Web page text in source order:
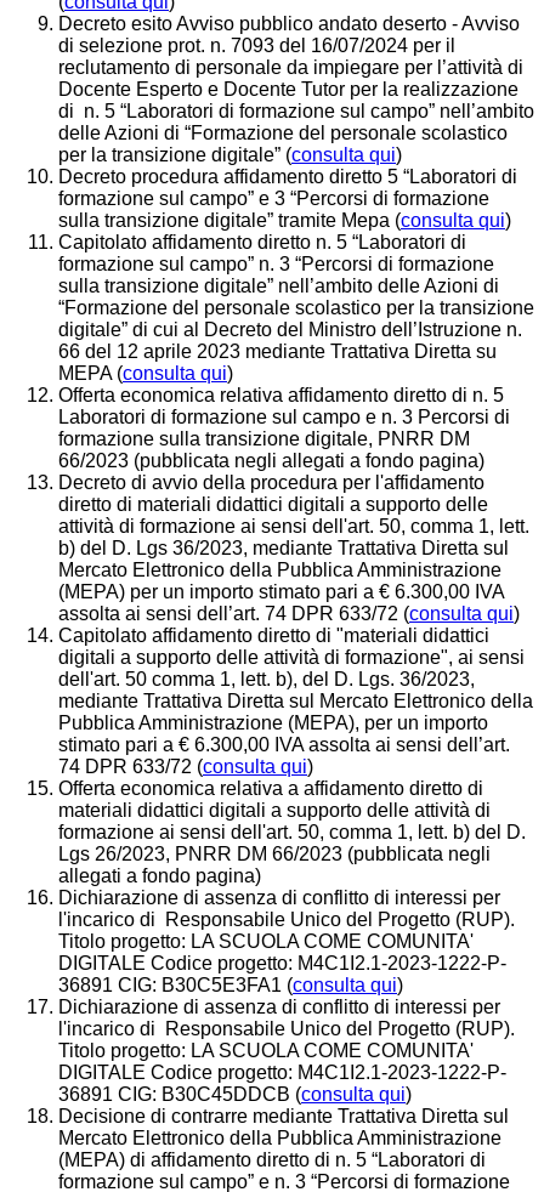
Decreto esito Avviso pubblico andato deserto - Avviso
di selezione prot. n. 7093 del 16/07/2024 per il
reclutamento di personale da impiegare per l’attività di
Docente Esperto e Docente Tutor per la realizzazione
di n. 5 “Laboratori di formazione sul campo” nell’ambito
delle Azioni di “Formazione del personale scolastico
per la transizione digitale” (consulta qui)
Decreto procedura affidamento diretto 5 “Laboratori di
formazione sul campo” e 3 “Percorsi di formazione
sulla transizione digitale” tramite Mepa (consulta qui)
Capitolato affidamento diretto n. 5 “Laboratori di
formazione sul campo” n. 3 “Percorsi di formazione
sulla transizione digitale” nell’ambito delle Azioni di
“Formazione del personale scolastico per la transizione
digitale” di cui al Decreto del Ministro dell’Istruzione n.
66 del 12 aprile 2023 mediante Trattativa Diretta su
MEPA (consulta qui)
Offerta economica relativa affidamento diretto di n. 5
Laboratori di formazione sul campo e n. 3 Percorsi di
formazione sulla transizione digitale, PNRR DM
66/2023 (pubblicata negli allegati a fondo pagina)
Decreto di avvio della procedura per l'affidamento
diretto di materiali didattici digitali a supporto delle
attività di formazione ai sensi dell'art. 50, comma 1, lett.
b) del D. Lgs 36/2023, mediante Trattativa Diretta sul
Mercato Elettronico della Pubblica Amministrazione
(MEPA) per un importo stimato pari a € 6.300,00 IVA
assolta ai sensi dell’art. 74 DPR 633/72 (consulta qui)
Capitolato affidamento diretto di "materiali didattici
digitali a supporto delle attività di formazione", ai sensi
dell'art. 50 comma 1, lett. b), del D. Lgs. 36/2023,
mediante Trattativa Diretta sul Mercato Elettronico della
Pubblica Amministrazione (MEPA), per un importo
stimato pari a € 6.300,00 IVA assolta ai sensi dell’art.
74 DPR 633/72 (consulta qui)
Offerta economica relativa a affidamento diretto di
materiali didattici digitali a supporto delle attività di
formazione ai sensi dell'art. 50, comma 1, lett. b) del D.
Lgs 26/2023, PNRR DM 66/2023 (pubblicata negli
allegati a fondo pagina)
Dichiarazione di assenza di conflitto di interessi per
l'incarico di Responsabile Unico del Progetto (RUP).
Titolo progetto: LA SCUOLA COME COMUNITA'
DIGITALE Codice progetto: M4C1I2.1-2023-1222-P-
36891 CIG: B30C5E3FA1 (consulta qui)
Dichiarazione di assenza di conflitto di interessi per
l'incarico di Responsabile Unico del Progetto (RUP).
Titolo progetto: LA SCUOLA COME COMUNITA'
DIGITALE Codice progetto: M4C1I2.1-2023-1222-P-
36891 CIG: B30C45DDCB (consulta qui)
Decisione di contrarre mediante Trattativa Diretta sul
Mercato Elettronico della Pubblica Amministrazione
(MEPA) di affidamento diretto di n. 5 “Laboratori di
formazione sul campo” e n. 3 “Percorsi di formazione